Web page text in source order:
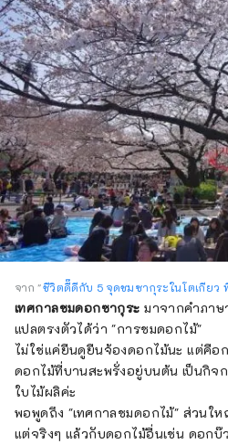
จาก "ชีวิตดี๊ดีกับ 5 จุดชมซากุระในโตเกียว
เทศกาลชมดอกซากุระ มาจากคำภา
แปลตรงตัวได้ว่า "การชมดอกไม้"
ไม่ใช่แค่ยืนดูยืนจ้องดอกไม้นะ แต่คือ
ดอกไม้ที่บานสะพรั่งอยู่บนต้น เป็นกิ
ใบไม้ผลิค่ะ
พอพูดถึง "เทศกาลชมดอกไม้" ส่วนใ
แต่จริงๆ แล้วกับดอกไม้อื่นเช่น ดอก